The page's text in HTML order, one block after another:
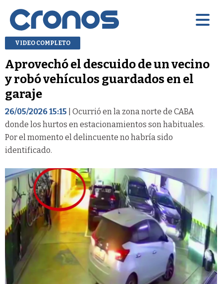
VIDEO COMPLETO
Aprovechó el descuido de un vecino
y robó vehículos guardados en el
garaje
26/05/2026 15:15 | Ocurrió en la zona norte de CABA
donde los hurtos en estacionamientos son habituales.
Por el momento el delincuente no habría sido
identificado.